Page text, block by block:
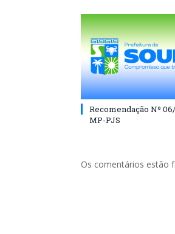
Recomendação Nº
MP-PJS
Os comentários estão